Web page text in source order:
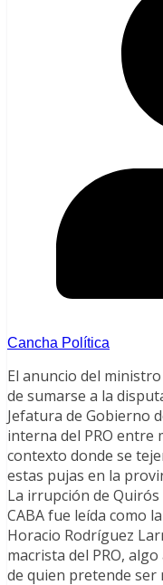
Cancha Política
El anuncio del
de sumarse a la
Jefatura de Gobierno
interna del PRO entre
contexto donde se
estas pujas en la
La irrupción de
CABA fue leída como
Horacio Rodríguez
macrista del PRO,
de quien pretende ser